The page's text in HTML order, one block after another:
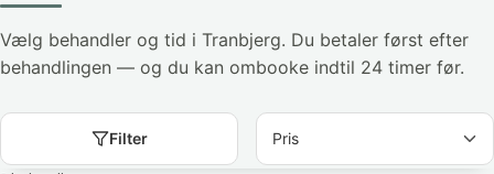
Vælg behandler og tid i Tranbjerg. Du betaler først efter
behandlingen — og du kan ombooke indtil 24 timer før.
Filter